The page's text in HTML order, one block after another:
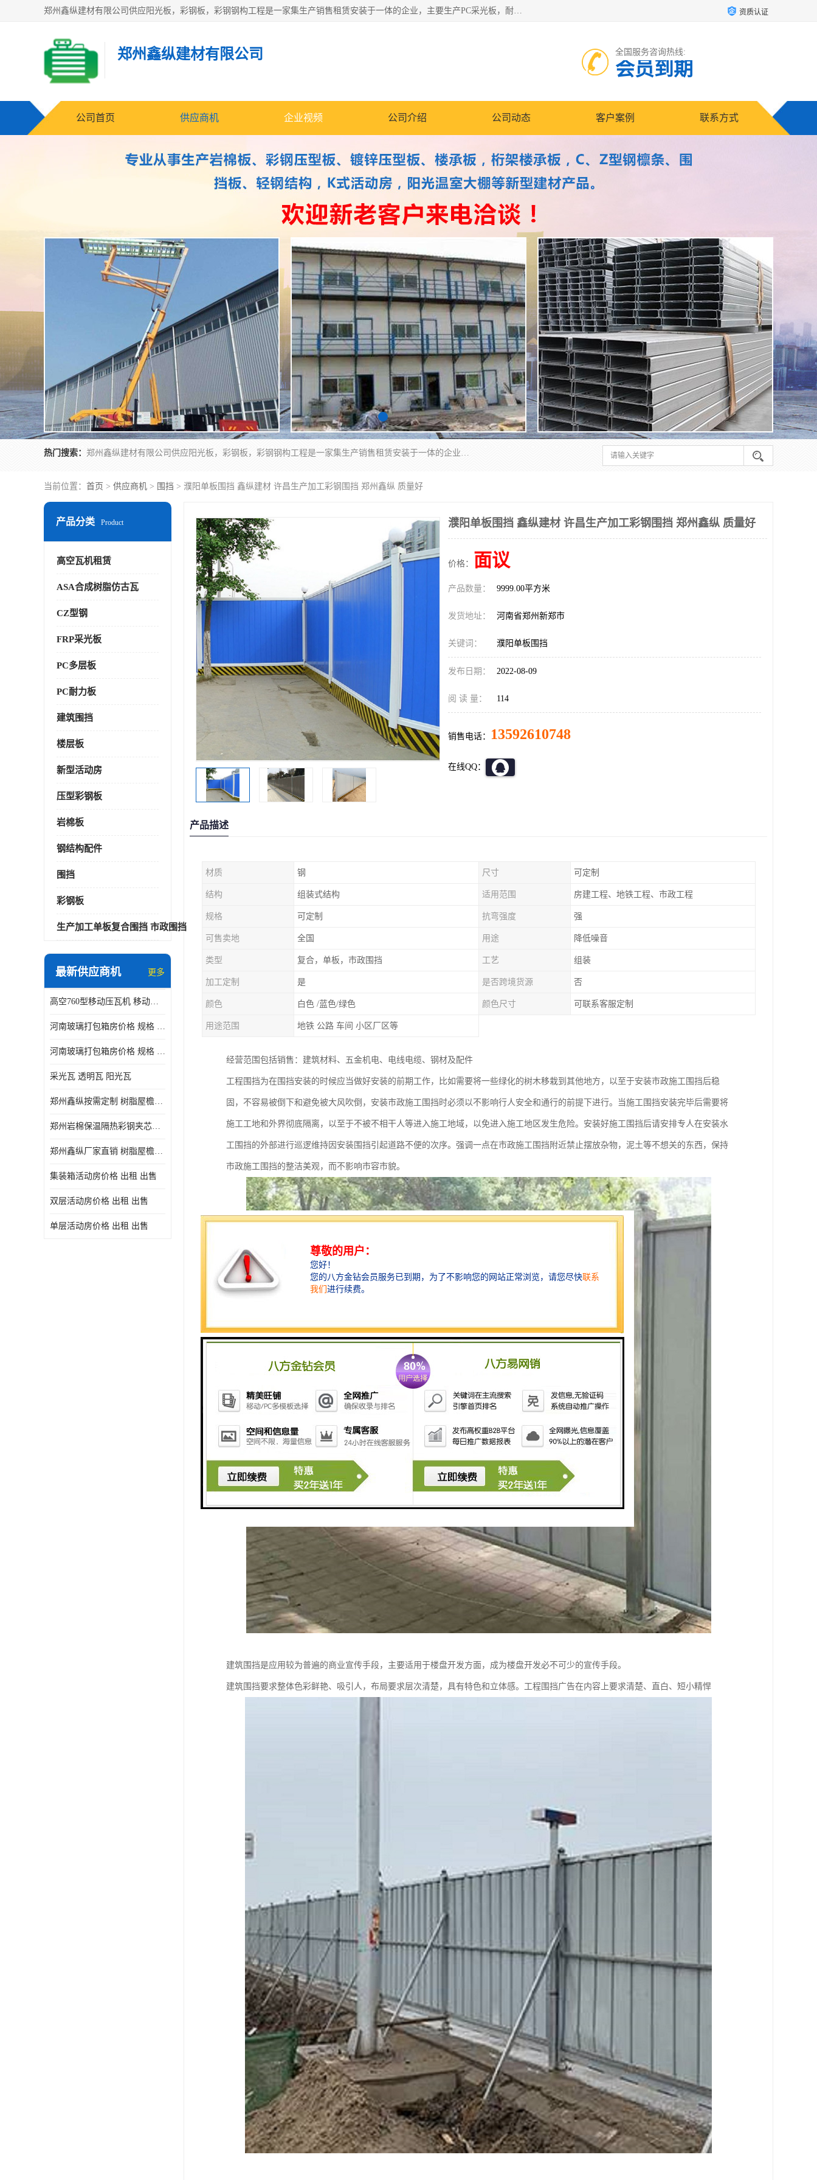
郑州鑫纵建材有限公司供应阳光板，彩钢板，彩钢钢构工程是一家集生产销售租赁安装于一体的企业，主要生产PC采光板，耐力板，仿古琉璃采光板，岩棉板、彩钢压型板、镀锌压型板、桁架楼承板，C、Z型钢檩条、围挡板、轻钢结构，阳光温室大棚等新型建材产品。公司旗下有多台移动式高空压瓦机租赁，承接全国各地业务，专业对外租赁各种型号压瓦机。 资质认证
郑州鑫纵建材有限公司 全国服务咨询热线:
会员到期
公司首页 供应商机 企业视频 公司介绍 公司动态 客户案例 联系方式
热门搜索： 郑州鑫纵建材有限公司供应阳光板，彩钢板，彩钢钢构工程是一家集生产销售租赁安装于一体的企业，主要生产PC采光板，耐力板，仿古琉璃采光板，岩棉板、彩钢压型板、镀锌压型板、桁架楼承板，C、Z型钢檩条、围挡板、轻钢结构，阳光温室大棚等新型建材产品。公司旗下有多台移动式高空压瓦机租赁，承接全国各地业务，专业对外租赁各种型号压瓦机。
当前位置： 首页 > 供应商机 > 围挡 > 濮阳单板围挡 鑫纵建材 许昌生产加工彩钢围挡 郑州鑫纵 质量好
产品分类 Product
高空瓦机租赁
ASA合成树脂仿古瓦
CZ型钢
FRP采光板
PC多层板
PC耐力板
建筑围挡
楼层板
新型活动房
压型彩钢板
岩棉板
钢结构配件
围挡
彩钢板
生产加工单板复合围挡 市政围挡
最新供应商机 更多
高空760型移动压瓦机 移动升降制瓦设备租赁选郑州鑫纵
河南玻璃打包箱房价格 规格 鑫纵建材按需定制
河南玻璃打包箱房价格 规格 鑫纵建材批发
采光瓦 透明瓦 阳光瓦
郑州鑫纵按需定制 树脂屋檐装饰塑料琉璃瓦片 中式仿古瓦的特点 价格
郑州岩棉保温隔热彩钢夹芯板 郑州鑫纵支持定做
郑州鑫纵厂家直销 树脂屋檐装饰塑料琉璃瓦片 中式仿古瓦的特点 价格
集装箱活动房价格 出租 出售
双层活动房价格 出租 出售
单层活动房价格 出租 出售
濮阳单板围挡 鑫纵建材 许昌生产加工彩钢围挡 郑州鑫纵 质量好
价格： 面议
产品数量： 9999.00平方米
发货地址： 河南省郑州新郑市
关键词： 濮阳单板围挡
发布日期： 2022-08-09
阅 读 量： 114
销售电话： 13592610748
在线QQ：
产品描述
材质 钢 尺寸 可定制
结构 组装式结构 适用范围 房建工程、地铁工程、市政工程
规格 可定制 抗弯强度 强
可售卖地 全国 用途 降低噪音
类型 复合，单板，市政围挡 工艺 组装
加工定制 是 是否跨境货源 否
颜色 白色 /蓝色/绿色 颜色尺寸 可联系客服定制
用途范围 地铁 公路 车间 小区厂区等
经营范围包括销售：建筑材料、五金机电、电线电缆、钢材及配件
工程围挡为在围挡安装的时候应当做好安装的前期工作，比如需要将一些绿化的树木移栽到其他地方，以至于安装市政施工围挡后稳
固，不容易被倒下和避免被大风吹倒，安装市政施工围挡时必须以不影响行人安全和通行的前提下进行。当施工围挡安装完毕后需要将
施工工地和外界彻底隔离，以至于不被不相干人等进入施工地域，以免进入施工地区发生危险。安装好施工围挡后请安排专人在安装水
工围挡的外部进行巡逻维持因安装围挡引起道路不便的次序。强调一点在市政施工围挡附近禁止摆放杂物，泥土等不想关的东西，保持
市政施工围挡的整洁美观，而不影响市容市貌。
建筑围挡是应用较为普遍的商业宣传手段，主要适用于楼盘开发方面，成为楼盘开发必不可少的宣传手段。
建筑围挡要求整体色彩鲜艳、吸引人，布局要求层次清楚，具有特色和立体感。工程围挡广告在内容上要求清楚、直白、短小精悍